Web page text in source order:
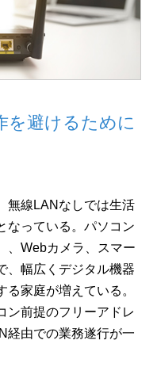
を避けるために
無線LANなしでは生活
なっている。パソコン
、Webカメラ、スマー
、幅広くデジタル機器
家庭が増えている。
ン前提のフリーアドレ
経由での業務遂行が一